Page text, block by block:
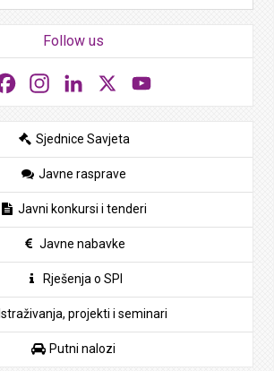
Follow us
FacebookInstagramLinkedIn
Sjednice Savjeta
Javne rasprave
Javni konkursi i tenderi
Javne nabavke
Rješenja o SPI
Istraživanja, projekti i seminari
Putni nalozi